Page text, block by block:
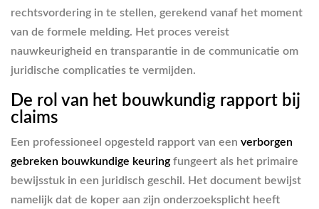
rechtsvordering in te stellen, gerekend vanaf het moment
van de formele melding. Het proces vereist
nauwkeurigheid en transparantie in de communicatie om
juridische complicaties te vermijden.
De rol van het bouwkundig rapport bij
claims
Een professioneel opgesteld rapport van een verborgen
gebreken bouwkundige keuring fungeert als het primaire
bewijsstuk in een juridisch geschil. Het document bewijst
namelijk dat de koper aan zijn onderzoeksplicht heeft